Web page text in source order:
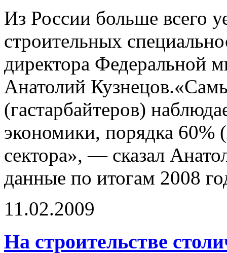
Из России больше всего
строительных
директора
Анатолий
(гастарбайтеров)
экономики, порядка 60%
сектора», — сказал
данные по итогам 2008
11.02.2009
На строительстве